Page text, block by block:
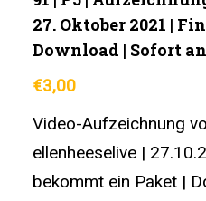
27. Oktober 2021 |
Download | Sofort
€3,00
Video-Aufzeichnung
ellenheeselive |
bekommt ein Paket |